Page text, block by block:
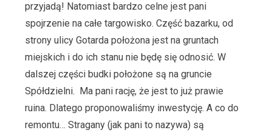
przyjadą! Natomiast bardzo celne jest pani
spojrzenie na całe targowisko. Część bazarku, od
strony ulicy Gotarda położona jest na gruntach
miejskich i do ich stanu nie będę się odnosić. W
dalszej części budki położone są na gruncie
Spółdzielni. Ma pani rację, że jest to już prawie
ruina. Dlatego proponowaliśmy inwestycję. A co do
remontu… Stragany (jak pani to nazywa) są